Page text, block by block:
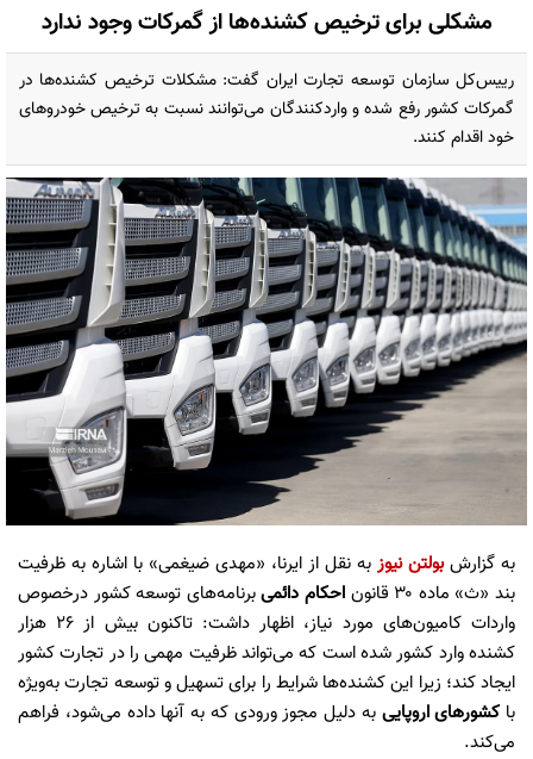
مشکلی برای ترخیص کشنده‌ها از گمرکات وجود ندارد
رییس‌کل سازمان توسعه تجارت ایران گفت: مشکلات ترخیص کشنده‌ها در
گمرکات کشور رفع شده و واردکنندگان می‌توانند نسبت به ترخیص خودروهای
خود اقدام کنند.
به گزارشبولتن نیوز به نقل از ایرنا، «مهدی ضیغمی» با اشاره به ظرفیت
بند «ث»‌ ماده ۳۰ قانون
احکام دائمیبرنامه‌های توسعه کشور درخصوص
واردات کامیون‌های مورد نیاز، اظهار داشت: تاکنون بیش از ۲۶ هزار
کشنده وارد کشور شده است که می‌تواند ظرفیت مهمی را در تجارت کشور
ایجاد کند؛ زیرا این کشنده‌ها شرایط را برای تسهیل و توسعه تجارت به‌ویژه
باکشورهای اروپایی به دلیل مجوز ورودی که به آنها داده می‌شود، فراهم
می‌کند.